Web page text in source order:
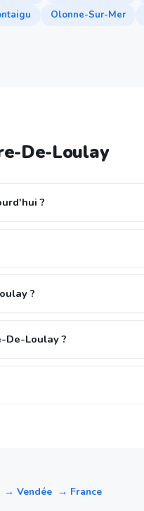
Olonne-Sur-Mer
De-Loulay
?
?
De-Loulay ?
→ Vendée → France